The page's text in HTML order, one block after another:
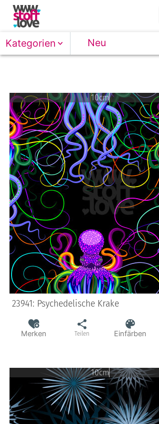
Kategorien Neu
10cm
23941: Psychedelische Krake
Merken Teilen Einfärben
10cm